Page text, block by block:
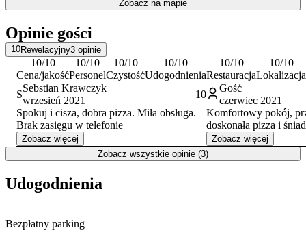
Dogodna lokalizacja umożliwia szybki dojazd do atrakcji regionu.
narciarski STAŚ, co stanowi udogodnienie dla miłośników
sportów zimowych.
Zobacz na mapie
Opinie gości
10Rewelacyjny3 opinie
10/10
Cena/jakość
10/10
Personel
10/10
Czystość
10/10
Udogodnienia
10/10
Restauracja
10/10
Lokalizacja
S
Sebstian Krawczyk
wrzesień 2021
10
Spokuj i cisza, dobra pizza. Miła obsługa.
Brak zasięgu w telefonie
Zobacz więcej
Gość
czerwiec 2021
Komfortowy pokój,
doskonała pizza i
Zobacz więcej
Zobacz wszystkie opinie (3)
Udogodnienia
Bezpłatny parking